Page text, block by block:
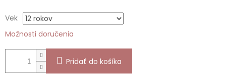
Vek
Možnosti doručenia
Pridať do košíka